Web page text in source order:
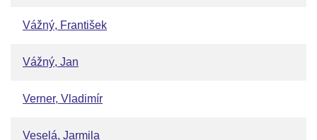
Vážný, František
Vážný, Jan
Verner, Vladimír
Veselá, Jarmila